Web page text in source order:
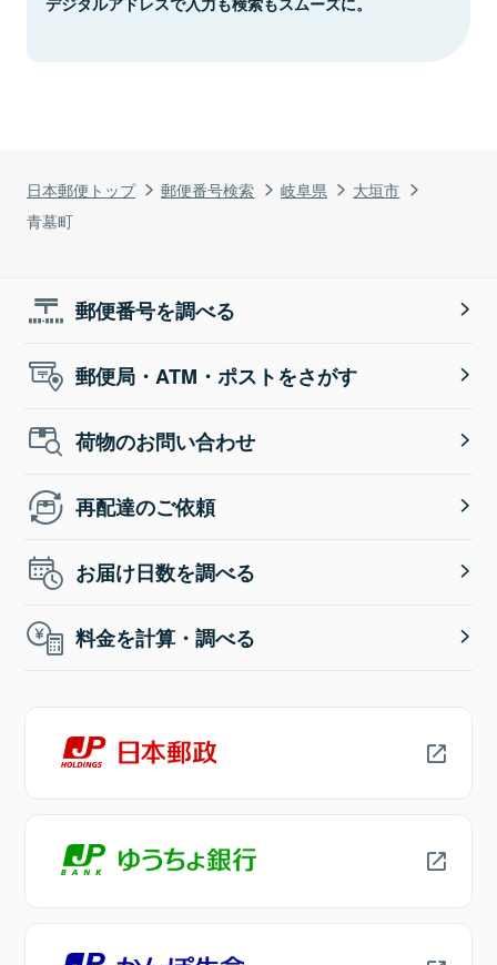
日本郵便トップ 郵便番号検索 岐阜県
大垣市
青墓町
郵便番号を調べる
郵便局・ATM・ポストをさがす
荷物のお問い合わせ
再配達のご依頼
お届け日数を調べる
料金を計算・調べる